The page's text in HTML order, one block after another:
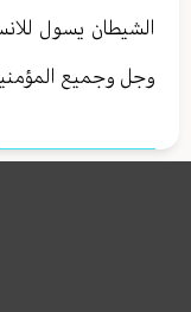
الشيطان يسول
وجل وجميع